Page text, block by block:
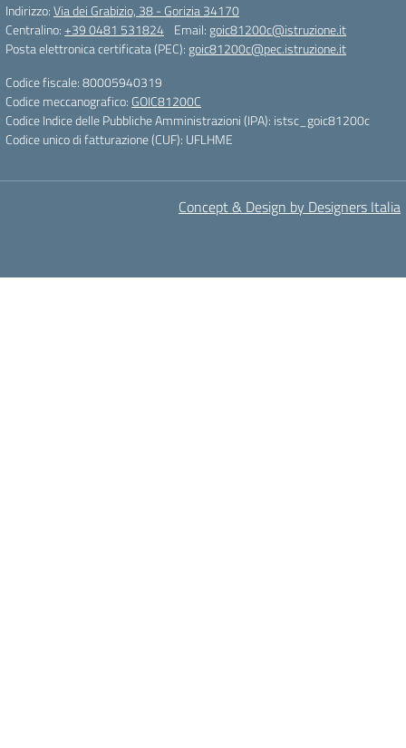
Indirizzo:Via dei Grabizio, 38 - Gorizia 34170
Centralino:+39 0481 531824 Email: goic81200c@istruzione.it
Posta elettronica certificata (PEC): goic81200c@pec.istruzione.it
Codice fiscale: 80005940319
Codice meccanografico: GOIC81200C
Codice Indice delle Pubbliche Amministrazioni (IPA): istsc_goic81200c
Codice unico di fatturazione (CUF): UFLHME
Concept & Design by Designers Italia